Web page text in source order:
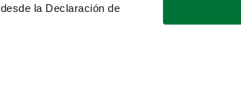
la Declaración de